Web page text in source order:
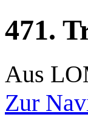
471.
Aus
Zur